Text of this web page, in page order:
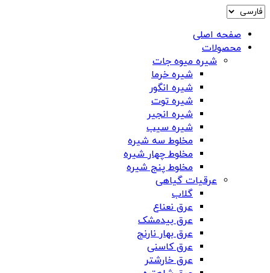
صفحه اصلی
محصولات
شیره میوه جات
شیره خرما
شیره انگور
شیره توت
شیره انجیر
شیره سیب
مخلوط سه شیره
مخلوط چهار شیره
مخلوط پنج شیره
عرقیات گیاهی
گلاب
عرق نعناع
عرق بیدمشک
عرق بهار نارنج
عرق کاسنی
عرق خارشتر